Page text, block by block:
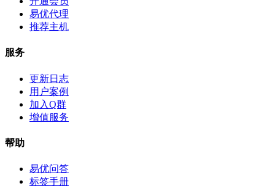
易优代理
推荐主机
服务
更新日志
用户案例
加入Q群
增值服务
帮助
易优问答
标签手册